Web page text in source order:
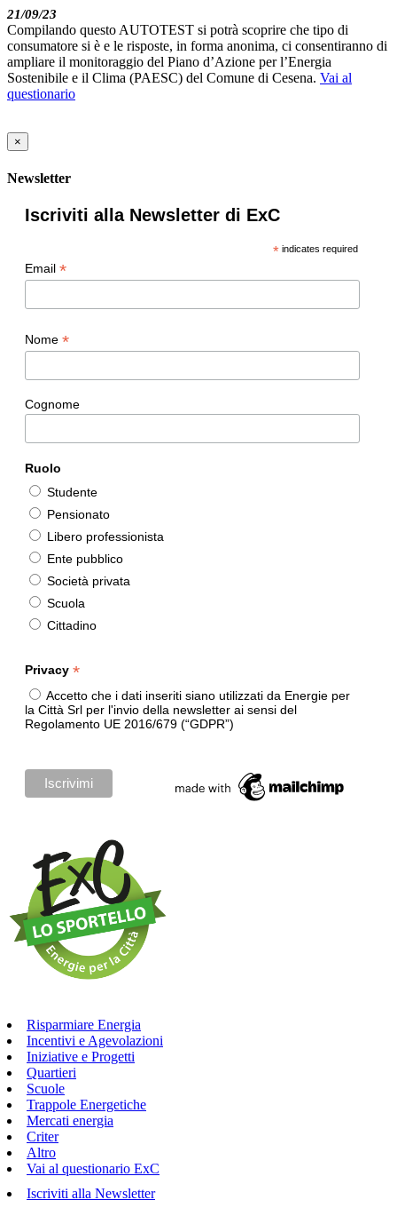
21/09/23
Compilando questo AUTOTEST si potrà scoprire che tipo di
consumatore si è e le risposte, in forma anonima, ci consentiranno di
ampliare il monitoraggio del Piano d’Azione per l’Energia
Sostenibile e il Clima (PAESC) del Comune di Cesena. Vai al
questionario
×
Newsletter
Iscriviti alla Newsletter di ExC
* indicates required
Email *
Nome *
Cognome
Ruolo
Studente
Pensionato
Libero professionista
Ente pubblico
Società privata
Scuola
Cittadino
Privacy *
Accetto che i dati inseriti siano utilizzati da Energie per
la Città Srl per l'invio della newsletter ai sensi del
Regolamento UE 2016/679 (“GDPR”)
Risparmiare Energia
Incentivi e Agevolazioni
Iniziative e Progetti
Quartieri
Scuole
Trappole Energetiche
Mercati energia
Criter
Altro
Vai al questionario ExC
Iscriviti alla Newsletter